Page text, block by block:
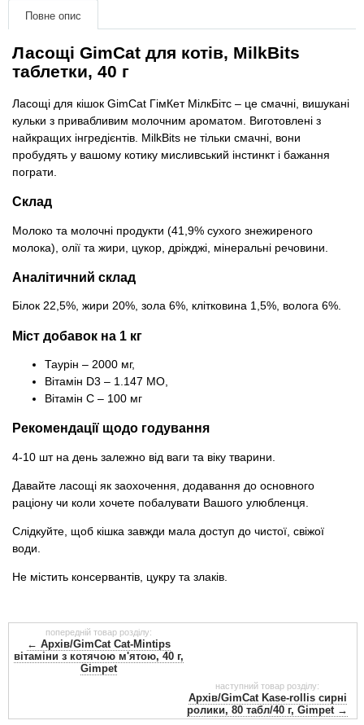
Повне опис
Ласощі GimCat для котів, MilkBits
таблетки, 40 г
Ласощі для кішок GimCat ГімКет МілкБітс – це смачні, вишукані
кульки з привабливим молочним ароматом. Виготовлені з
найкращих інгредієнтів. MilkBits не тільки смачні, вони
пробудять у вашому котику мисливський інстинкт і бажання
пограти.
Склад
Молоко та молочні продукти (41,9% сухого знежиреного
молока), олії та жири, цукор, дріжджі, мінеральні речовини.
Аналітичний склад
Білок 22,5%, жири 20%, зола 6%, клітковина 1,5%, волога 6%.
Міст добавок на 1 кг
Таурін – 2000 мг,
Вітамін D3 – 1.147 MО,
Вітамін С – 100 мг
Рекомендації щодо годування
4-10 шт на день залежно від ваги та віку тварини.
Давайте ласощі як заохочення, додавання до основного
раціону чи коли хочете побалувати Вашого улюбленця.
Слідкуйте, щоб кішка завжди мала доступ до чистої, свіжої
води.
Не містить консервантів, цукру та злаків.
попередній товар розділу:
← Архів/GimCat Cat-Mintips
вітаміни з котячою м'ятою, 40 г,
Gimpet
наступний товар розділу:
Архів/GimCat Kase-rollis сирні
ролики, 80 табл/40 г, Gimpet →
Подарункові сертифікати
Товари для гризунів
Товари для коней
Хозряд - господарчі товари оптом
Архів / Знято з виробництва